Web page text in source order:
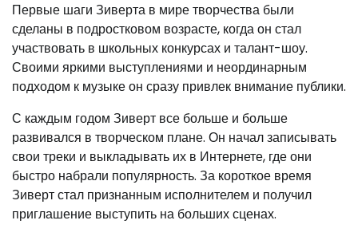
Первые шаги Зиверта в мире творчества были
сделаны в подростковом возрасте, когда он стал
участвовать в школьных конкурсах и талант-шоу.
Своими яркими выступлениями и неординарным
подходом к музыке он сразу привлек внимание публики.
С каждым годом Зиверт все больше и больше
развивался в творческом плане. Он начал записывать
свои треки и выкладывать их в Интернете, где они
быстро набрали популярность. За короткое время
Зиверт стал признанным исполнителем и получил
приглашение выступить на больших сценах.